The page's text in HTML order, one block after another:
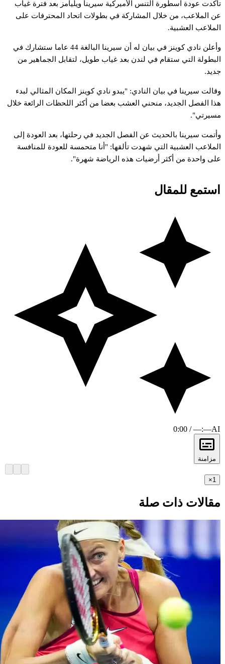
تأكدت عودة أسطورة التنس الأميركية سيرينا ويليامز بعد فترة غياب
عن الملاعب، من خلال المشاركة في بطولات اتحاد المحترفات على
الملاعب العشبية.
وأعلن نادي كوينز في بيان له أن سيرينا البالغة 44 عاما ستشارك في
البطولة التي ستقام في لندن بعد غياب طويل، لتقابل الجماهير من
جديد.
وقالت سيرينا في بيان النادي: "يبدو نادي كوينز المكان المثالي لبدء
هذا
الفصل الجديد، منحني العشب بعضا من أكثر اللحظات الرائعة خلال
مسيرتي".
وأتمت سيرينا بالحديث عن الفصل الجديد في رحلتها، بعد العودة إلى
الملاعب العشبية التي شهدت تألقها: "أنا متحمسة للعودة للمنافسة
على واحدة من أكثر أرضيات هذه الرياضة شهرة".
استمع للمقال
AI
0:00 / —:—
مزامنة
×
مقالات ذات صلة